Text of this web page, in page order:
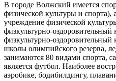
В городе Волжский имеется
физической культуры и
учреждение физической
физкультурно-оздоровительный
физкультурно-оздоровительный
школы олимпийского резерва,
занимаются 80 видами спорта,
является футбол. Наиболее
аэробике, бодибилдингу,